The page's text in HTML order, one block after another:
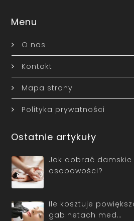
Menu
O nas
Kontakt
Mapa strony
Polityka prywatności
Ostatnie artykuły
Jak dobrać
osobowości?
Ile kosztuje
gabinetach med…